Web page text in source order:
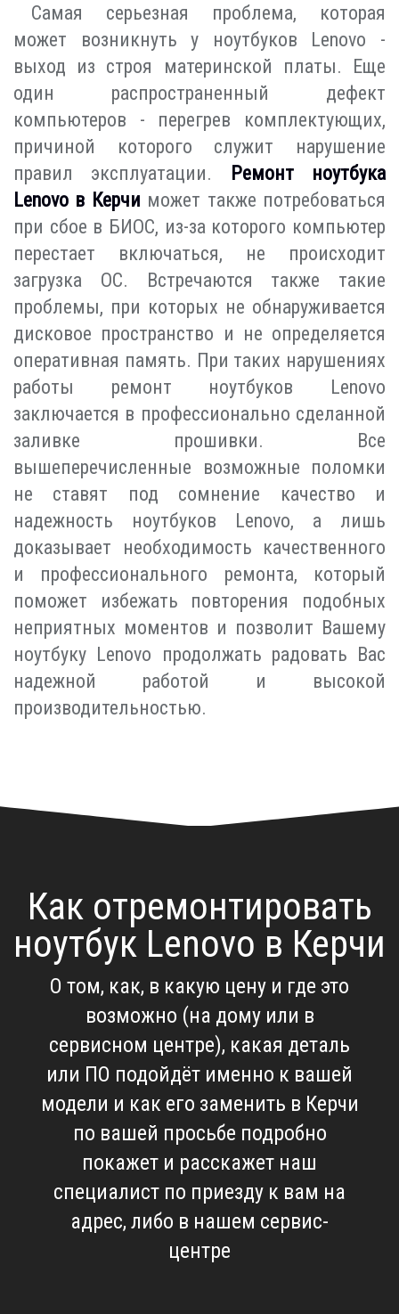
Самая серьезная проблема, которая
может возникнуть у ноутбуков Lenovo -
выход из строя материнской платы. Еще
один распространенный дефект
компьютеров - перегрев комплектующих,
причиной которого служит нарушение
правил эксплуатации.
Ремонт ноутбука
Lenovo в Керчи может также потребоваться
при сбое в БИОС, из-за которого компьютер
перестает включаться, не происходит
загрузка ОС. Встречаются также такие
проблемы, при которых не обнаруживается
дисковое пространство и не определяется
оперативная память. При таких нарушениях
работы ремонт ноутбуков Lenovo
заключается в профессионально сделанной
заливке прошивки. Все
вышеперечисленные возможные поломки
не ставят под сомнение качество и
надежность ноутбуков Lenovo, а лишь
доказывает необходимость качественного
и профессионального ремонта, который
поможет избежать повторения подобных
неприятных моментов и позволит Вашему
ноутбуку Lenovo продолжать радовать Вас
надежной работой и высокой
производительностью.
Как отремонтировать
ноутбук Lenovo в Керчи
О том, как, в какую цену и где это
возможно (на дому или в
сервисном центре), какая деталь
или ПО подойдёт именно к вашей
модели и как его заменить в Керчи
по вашей просьбе подробно
покажет и расскажет наш
специалист по приезду к вам на
адрес, либо в нашем сервис-
центре